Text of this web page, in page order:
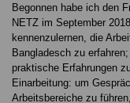
Begonnen habe ich den
NETZ im September
kennenzulernen, die
Bangladesch zu
praktische Erfahrungen
Einarbeitung: um
Arbeitsbereiche zu